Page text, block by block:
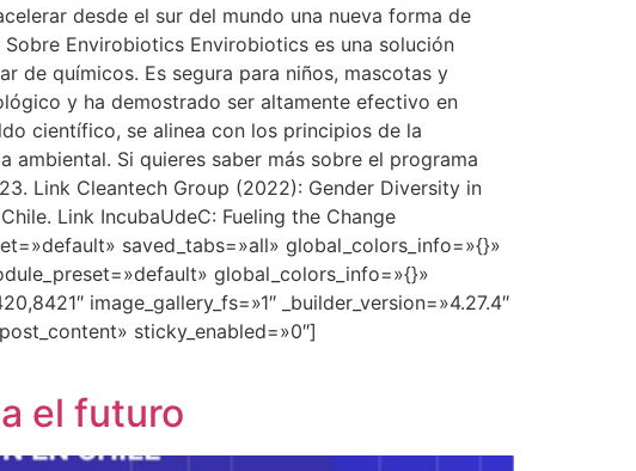
desde el sur del mundo una nueva forma de
Envirobiotics Envirobiotics es una solución
de químicos. Es segura para niños, mascotas y
y ha demostrado ser altamente efectivo en
científico, se alinea con los principios de la
Si quieres saber más sobre el programa
Link Cleantech Group (2022): Gender Diversity in
Link IncubaUdeC: Fueling the Change
saved_tabs=»all» global_colors_info=»{}»
global_colors_info=»{}»
image_gallery_fs=»1″ _builder_version=»4.27.4″
sticky_enabled=»0″]
el futuro